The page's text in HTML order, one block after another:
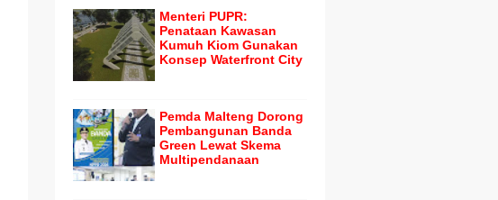
Menteri PUPR:
Penataan Kawasan
Kumuh Kiom Gunakan
Konsep Waterfront City
Pemda Malteng Dorong
Pembangunan Banda
Green Lewat Skema
Multipendanaan